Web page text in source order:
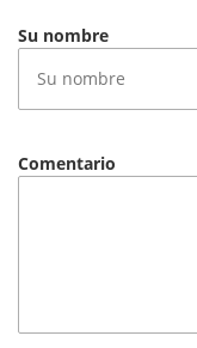
Su nombre
Comentario